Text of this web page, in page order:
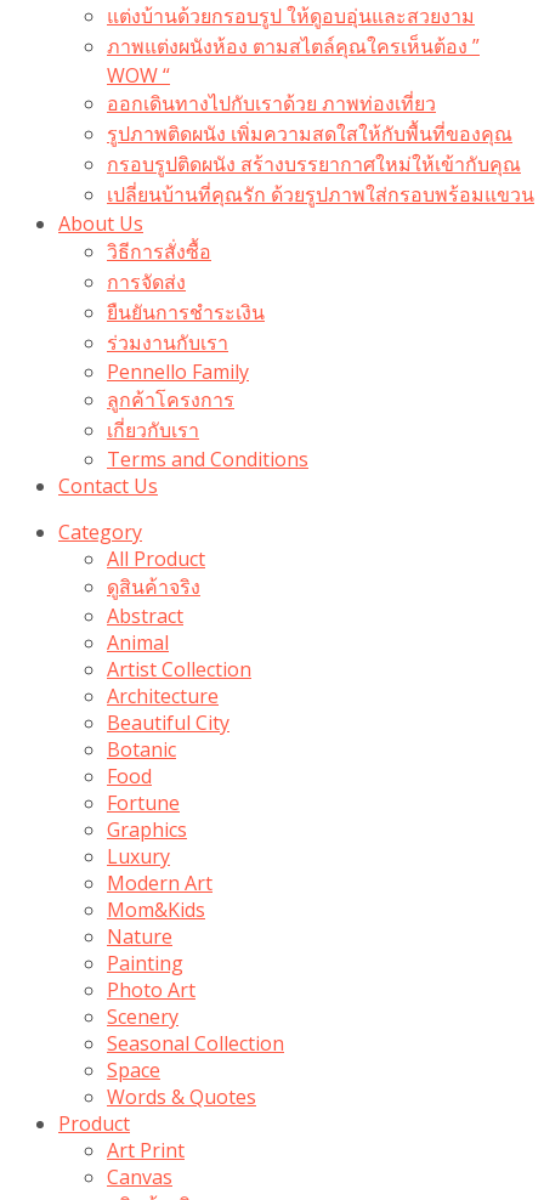
แต่งบ้านด้วยกรอบรูป ให้ดูอบอุ่นและสวยงาม
ภาพแต่งผนังห้อง ตามสไตล์คุณใครเห็นต้อง ”
WOW “
ออกเดินทางไปกับเราด้วย ภาพท่องเที่ยว
รูปภาพติดผนัง เพิ่มความสดใสให้กับพื้นที่ของคุณ
กรอบรูปติดผนัง สร้างบรรยากาศใหม่ให้เข้ากับคุณ
เปลี่ยนบ้านที่คุณรัก ด้วยรูปภาพใส่กรอบพร้อมแขวน​
About Us
วิธีการสั่งซื้อ
การจัดส่ง
ยืนยันการชำระเงิน
ร่วมงานกับเรา
Pennello Family
ลูกค้าโครงการ
เกี่ยวกับเรา
Terms and Conditions
Contact Us
Category
All Product
ดูสินค้าจริง
Abstract
Animal
Artist Collection
Architecture
Beautiful City
Botanic
Food
Fortune
Graphics
Luxury
Modern Art
Mom&Kids
Nature
Painting
Photo Art
Scenery
Seasonal Collection
Space
Words & Quotes
Product
Art Print
Canvas